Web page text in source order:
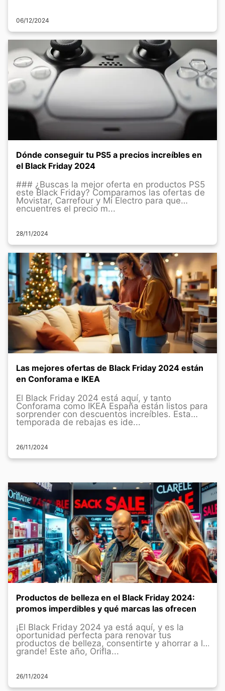
06/12/2024
Dónde conseguir tu PS5 a precios increíbles en
el Black Friday 2024
### ¿Buscas la mejor oferta en productos PS5
este Black Friday? Comparamos las ofertas de
Movistar, Carrefour y Mi Electro para que
encuentres el precio m...
28/11/2024
Las mejores ofertas de Black Friday 2024 están
en Conforama e IKEA
El Black Friday 2024 está aquí, y tanto
Conforama como IKEA España están listos para
sorprender con descuentos increíbles. Esta
temporada de rebajas es ide...
26/11/2024
Productos de belleza en el Black Friday 2024:
promos imperdibles y qué marcas las ofrecen
¡El Black Friday 2024 ya está aquí, y es la
oportunidad perfecta para renovar tus
productos de belleza, consentirte y ahorrar a lo
grande! Este año, Orifla...
26/11/2024